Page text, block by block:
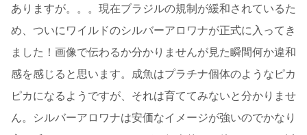
ありますが。。。現在ブラジルの規制が緩和されているた
め、ついにワイルドのシルバーアロワナが正式に入ってき
ました！画像で伝わるか分かりませんが見た瞬間何か違和
感を感じると思います。成魚はプラチナ個体のようなピカ
ピカになるようですが、それは育ててみないと分かりませ
ん。シルバーアロワナは安価なイメージが強いのでかなり